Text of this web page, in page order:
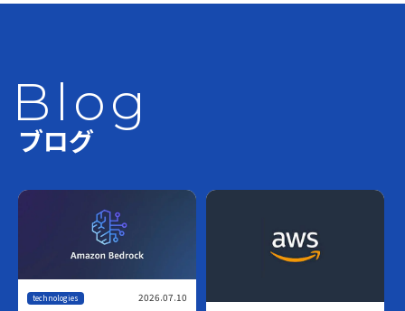
Blog
ブログ
technologies 2026.07.10